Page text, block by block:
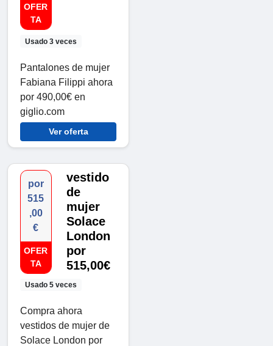
OFER
TA
Usado 3 veces
Pantalones de mujer
Fabiana Filippi ahora
por 490,00€ en
giglio.com
Ver oferta
por
515
,00
€
OFER
TA
Usado 5 veces
vestido
de
mujer
Solace
London
por
515,00€
Compra ahora
vestidos de mujer de
Solace London por